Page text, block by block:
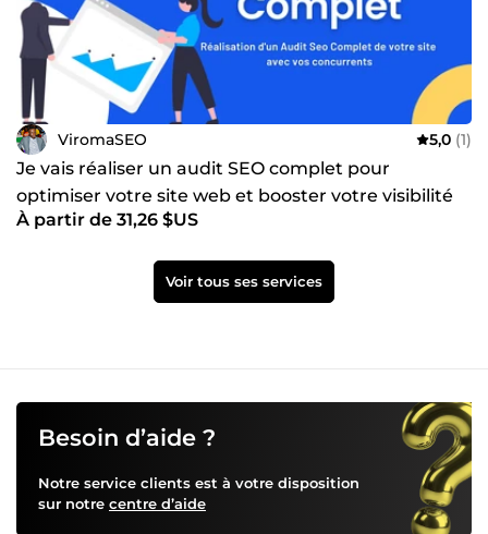
ViromaSEO 5,0 (1)
Je vais réaliser un audit SEO complet pour
optimiser votre site web et booster votre visibilité
À partir de 31,26 $US
Voir tous ses services
Besoin d’aide ?
Notre service clients est à votre disposition
sur notre centre d’aide